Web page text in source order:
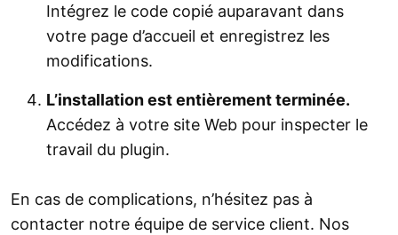
Intégrez le code copié auparavant dans
votre page d’accueil et enregistrez les
modifications.
L’installation est entièrement terminée.
Accédez à votre site Web pour inspecter le
travail du plugin.
En cas de complications, n’hésitez pas à
contacter notre équipe de service client. Nos